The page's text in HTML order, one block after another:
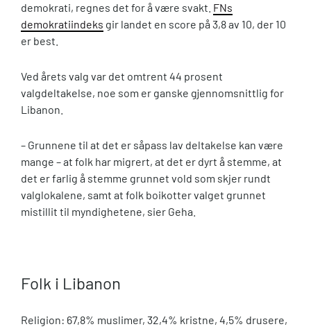
demokrati, regnes det for å være svakt. FNs
demokratiindeks gir landet en score på 3,8 av 10, der 10
er best.
Ved årets valg var det omtrent 44 prosent
valgdeltakelse, noe som er ganske gjennomsnittlig for
Libanon.
– Grunnene til at det er såpass lav deltakelse kan være
mange – at folk har migrert, at det er dyrt å stemme, at
det er farlig å stemme grunnet vold som skjer rundt
valglokalene, samt at folk boikotter valget grunnet
mistillit til myndighetene, sier Geha.
Folk i Libanon
Religion: 67,8% muslimer, 32,4% kristne, 4,5% drusere,